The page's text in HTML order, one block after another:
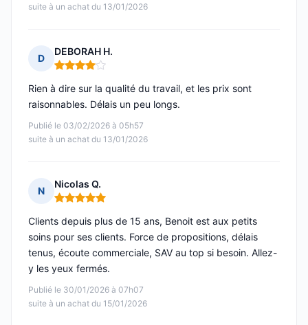
suite à un achat du 13/01/2026
D
DEBORAH H.
Note : 4 sur 5
Publié le 03/02/2026 à 05h57
suite à un achat du 13/01/2026
Rien à dire sur la qualité du travail, et les prix sont
raisonnables. Délais un peu longs.
N
Nicolas Q.
Note : 5 sur 5
Publié le 30/01/2026 à 07h07
suite à un achat du 15/01/2026
Clients depuis plus de 15 ans, Benoit est aux petits
soins pour ses clients. Force de propositions, délais
tenus, écoute commerciale, SAV au top si besoin. Allez-
y les yeux fermés.